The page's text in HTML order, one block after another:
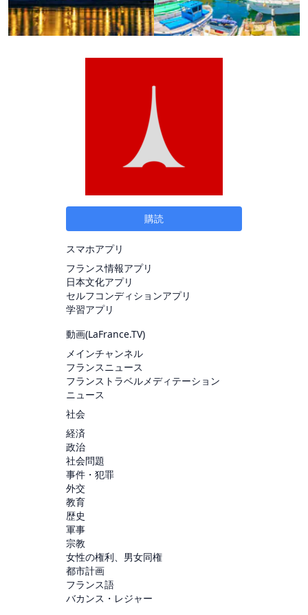
購読
スマホアプリ
フランス情報アプリ
日本文化アプリ
セルフコンディションアプリ
学習アプリ
動画(LaFrance.TV)
メインチャンネル
フランスニュース
フランストラベルメディテーション
ニュース
社会
経済
政治
社会問題
事件・犯罪
外交
教育
歴史
軍事
宗教
女性の権利、男女同権
都市計画
フランス語
バカンス・レジャー